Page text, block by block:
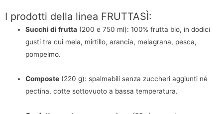
I prodotti della linea FRUTTASÌ:
Succhi di frutta (200 e 750 ml): 100% frutta bio, in dodici
gusti tra cui mela, mirtillo, arancia, melagrana, pesca,
pompelmo.
Composte (220 g): spalmabili senza zuccheri aggiunti né
pectina, cotte sottovuoto a bassa temperatura.